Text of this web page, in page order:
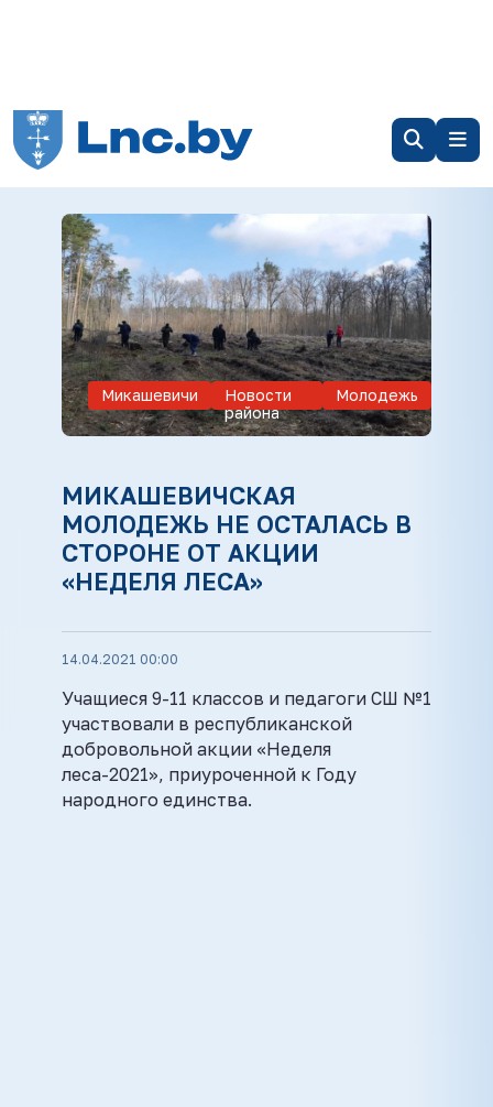
Микашевичи
Новости
района
Молодежь
МИКАШЕВИЧСКАЯ
МОЛОДЕЖЬ НЕ ОСТАЛАСЬ В
СТОРОНЕ ОТ АКЦИИ
«НЕДЕЛЯ ЛЕСА»
14.04.2021 00:00
Учащиеся 9-11 классов и педагоги СШ №1
участвовали в республиканской
добровольной акции «Неделя
леса-2021», приуроченной к Году
народного единства.